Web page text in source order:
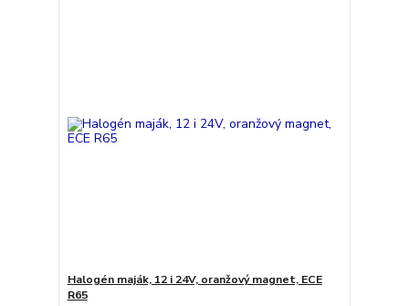
Halogén maják, 12 i 24V, oranžový magnet, ECE
R65